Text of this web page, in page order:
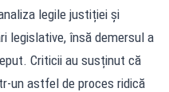
legile justiției și
legislative, însă demersul a
Criticii au susținut că
un astfel de proces ridică